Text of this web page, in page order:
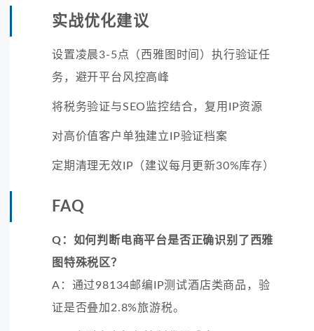
实战优化建议
设置凌晨3-5点（西雅图时间）执行验证任
务，避开平台风控高峰
将税务验证与SEO监控结合，复用IP资源
对高价值客户单独建立IP验证档案
定期清理无效IP（建议每月更新30%库存）
FAQ
Q：如何判断电商平台是否正确识别了西雅
图特殊税区？
A：通过98134邮编IP测试酒店类商品，验
证是否叠加2.8%旅游税。